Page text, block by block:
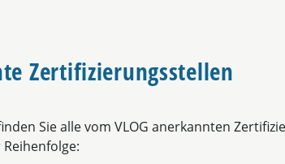
Zertifizierungsstellen
Sie alle vom VLOG anerkannten